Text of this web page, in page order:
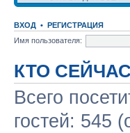
ВХОД • РЕГИСТРАЦИЯ
Имя пользователя:
КТО
Всего
гостей: 545